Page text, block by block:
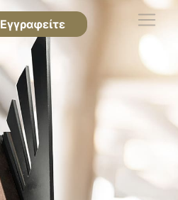
Εγγραφείτε